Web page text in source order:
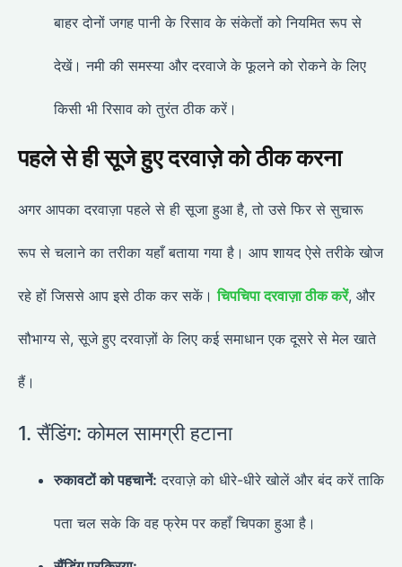
बाहर दोनों जगह पानी के रिसाव के संकेतों को नियमित रूप से
देखें। नमी की समस्या और दरवाजे के फूलने को रोकने के लिए
किसी भी रिसाव को तुरंत ठीक करें।
पहले से ही सूजे हुए दरवाज़े को ठीक करना
अगर आपका दरवाज़ा पहले से ही सूजा हुआ है, तो उसे फिर से सुचारू
रूप से चलाने का तरीका यहाँ बताया गया है। आप शायद ऐसे तरीके खोज
रहे हों जिससे आप इसे ठीक कर सकें।चिपचिपा दरवाज़ा ठीक करें, और
सौभाग्य से, सूजे हुए दरवाज़ों के लिए कई समाधान एक दूसरे से मेल खाते
हैं।
1. सैंडिंग: कोमल सामग्री हटाना
रुकावटों को पहचानें: दरवाज़े को धीरे-धीरे खोलें और बंद करें ताकि
पता चल सके कि वह फ्रेम पर कहाँ चिपका हुआ है।